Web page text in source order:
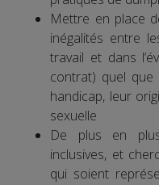
Mettre en place
inégalités entre
travail et dans
contrat) quel
handicap, leur
sexuelle
De plus en
inclusives, et
qui soient